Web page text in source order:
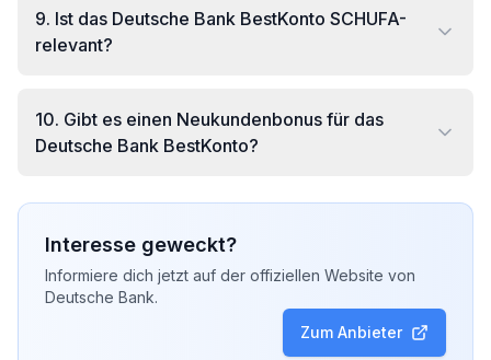
9. Ist das Deutsche Bank BestKonto SCHUFA-
relevant?
10. Gibt es einen Neukundenbonus für das
Deutsche Bank BestKonto?
Interesse geweckt?
Informiere dich jetzt auf der offiziellen Website von
Deutsche Bank.
Zum Anbieter